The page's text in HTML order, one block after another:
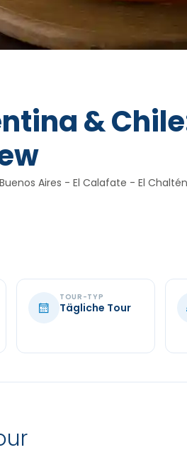
&
Buenos Aires - El Calafate - El
TOUR-TYP
Tägliche Tour